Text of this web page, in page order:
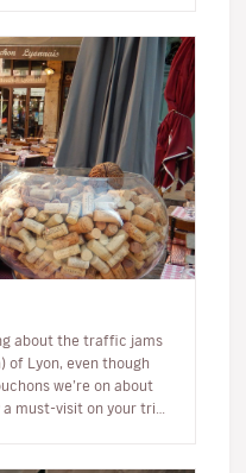
about the traffic jams
of Lyon, even though
we’re on about
must-visit on your trip